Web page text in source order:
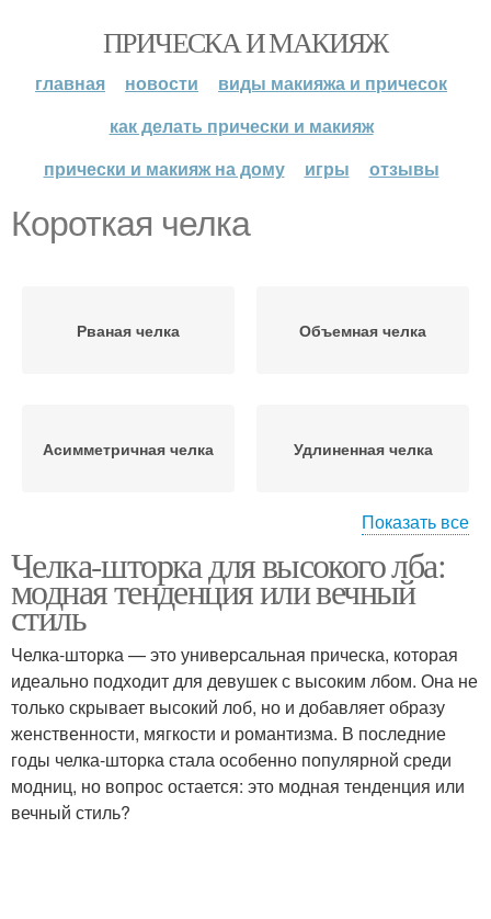
ПРИЧЕСКА И МАКИЯЖ
главная новости
виды макияжа и причесок
как делать прически и макияж
прически и макияж на дому
игры отзывы
Короткая челка
Рваная челка Объемная челка
Асимметричная челка Удлиненная челка
Челка по форме
Челка для овального
лица
Челка для
прямоугольного лица
Челка для вытянутого
лица
Челка для квадратного
лица
Показать все
Челка-шторка для высокого лба:
модная тенденция или вечный
стиль
Челка-шторка — это универсальная прическа, которая
идеально подходит для девушек с высоким лбом. Она не
только скрывает высокий лоб, но и добавляет образу
женственности, мягкости и романтизма. В последние
годы челка-шторка стала особенно популярной среди
модниц, но вопрос остается: это модная тенденция или
вечный стиль?